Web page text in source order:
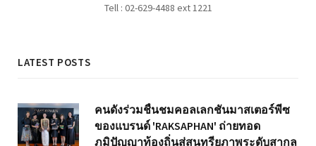
Tell : 02-629-4488 ext 1221
LATEST POSTS
คนดังร่วมชื่นชมคอลเลกชันมาสเตอร์พีซ
ของแบรนด์ 'RAKSAPHAN' ถ่ายทอด
ภูมิปัญญาท้องถิ่นสู่สุนทรียภาพระดับสากล